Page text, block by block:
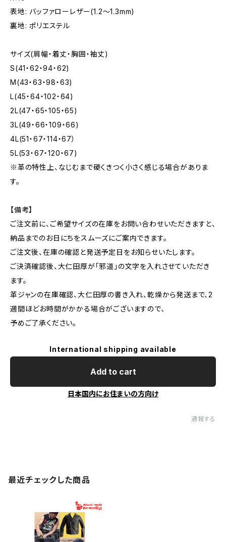
表地: バッファローレザー(1.2～1.3mm)
裏地: ポリエステル
サイズ(肩幅・着丈・胸囲・袖丈)
S(41・62・94・62)
M(43・63・98・63)
L(45・64・102・64)
2L(47・65・105・65)
3L(49・66・109・66)
4L(51・67・114・67）
5L(53・67・120・67)
※革の特性上、なじむまで硬くきつく小さく感じる場合がありま
す。
【備考】
ご注文前に、ご希望サイズの在庫をお問い合わせいただきますと、
納品までのお日にちをスムーズにご案内できます。
ご注文後、在庫の確認と発送予定日をお知らせいたします。
ご決済確認後、大仁田厚が「邪道」の文字を入れさせていただき
ます。
革ジャンの在庫確認、大仁田厚の書き入れ、乾燥から発送まで、2
週間ほどお時間がかかる場合がございますので、
予めご了承ください。
International shipping available
Add to cart
日本国内にお住まいの方向け
通報する
最近チェックした商品